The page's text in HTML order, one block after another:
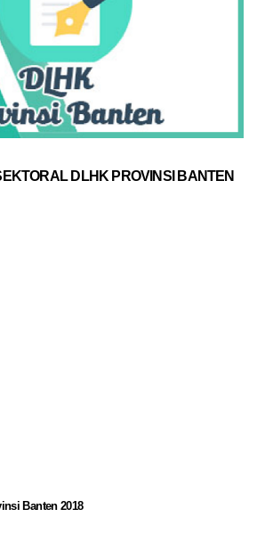
DLHK PROVINSI BANTEN
Banten 2018